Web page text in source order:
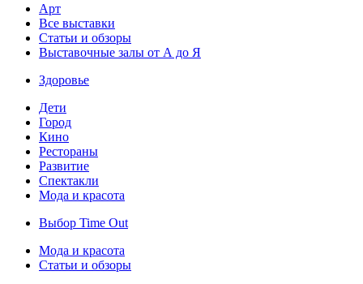
Арт
Все выставки
Статьи и обзоры
Выставочные залы от А до Я
Здоровье
Дети
Город
Кино
Рестораны
Развитие
Спектакли
Мода и красота
Выбор Time Out
Мода и красота
Статьи и обзоры